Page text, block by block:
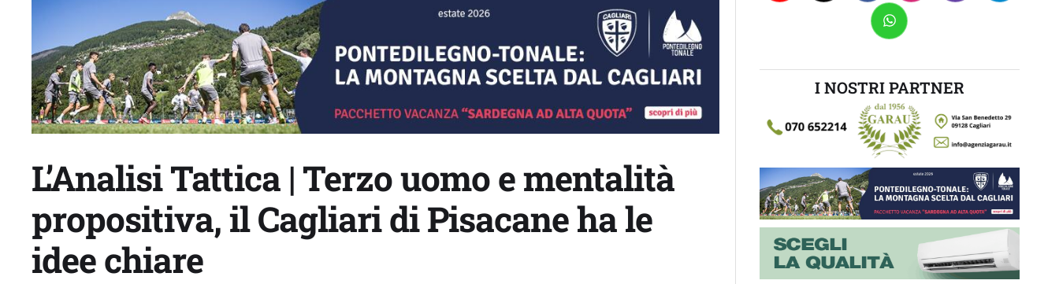
L’Analisi Tattica | Terzo uomo e mentalità
propositiva, il Cagliari di Pisacane ha le
idee chiare
I NOSTRI PARTNER